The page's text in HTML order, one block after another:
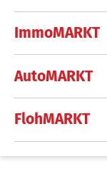
ImmoMARKT
AutoMARKT
FlohMARKT